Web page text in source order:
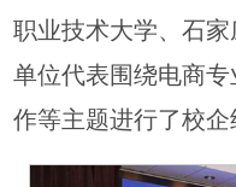
职业技术大学、石
单位代表围绕电商
作等主题进行了校企